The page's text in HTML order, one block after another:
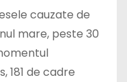
cauzate de
mare, peste 30
181 de cadre